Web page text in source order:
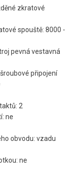
zkratové
spouště: 8000 -
pevná vestavná
připojení
2
ne
obvodu: vzadu
ne